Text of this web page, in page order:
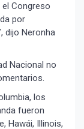
Congreso
por
dijo Neronha
Nacional no
los
fueron
Hawái, Illinois,